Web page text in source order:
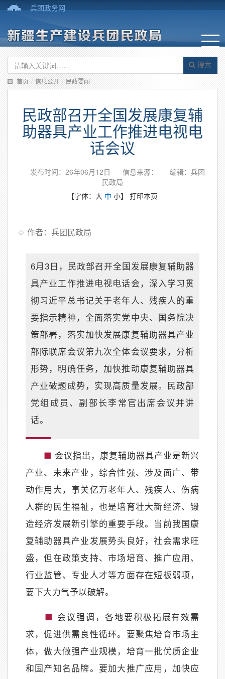
兵团政务网
搜索
首页 / 信息公开 / 民政要闻
民政部召开全国发展康复辅
助器具产业工作推进电视电
话会议
发布时间：26年06月12日 信息来源：
编辑：兵团
民政局
【字体： 大 中 小】 打印本页
作者：兵团民政局
6月3日，民政部召开全国发展康复辅助器
具产业工作推进电视电话会，深入学习贯
彻习近平总书记关于老年人、残疾人的重
要指示精神，全面落实党中央、国务院决
策部署，落实加快发展康复辅助器具产业
部际联席会议第九次全体会议要求，分析
形势，明确任务，加快推动康复辅助器具
产业破题成势，实现高质量发展。民政部
党组成员、副部长李常官出席会议并讲
话。
■ 会议指出，康复辅助器具产业是新兴
产业、未来产业，综合性强、涉及面广、带
动作用大，事关亿万老年人、残疾人、伤病
人群的民生福祉，也是培育壮大新经济、锻
造经济发展新引擎的重要手段。当前我国康
复辅助器具产业发展势头良好，社会需求旺
盛，但在政策支持、市场培育、推广应用、
行业监管、专业人才等方面存在短板弱项，
要下大力气予以破解。
■ 会议强调，各地要积极拓展有效需
求，促进供需良性循环。要聚焦培育市场主
体，做大做强产业规模，培育一批优质企业
和国产知名品牌。要加大推广应用，加快应